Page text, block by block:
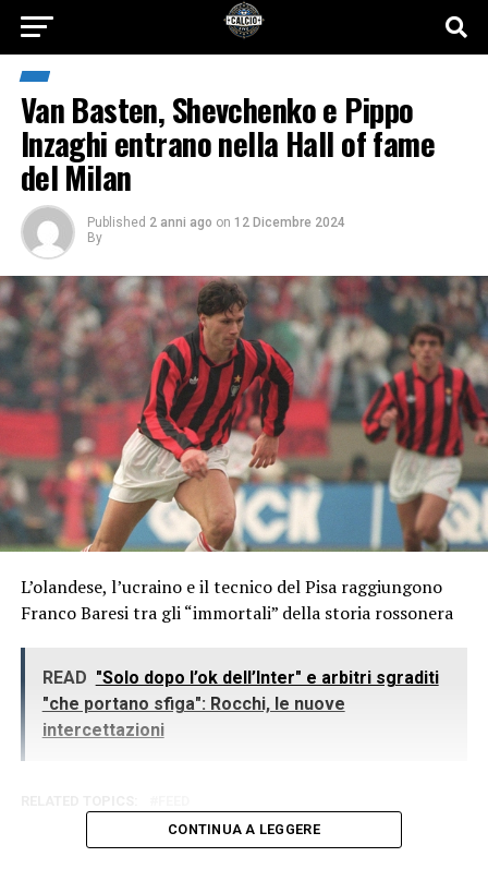
Van Basten, Shevchenko e Pippo
Inzaghi entrano nella Hall of fame
del Milan
Published 2 anni ago on 12 Dicembre 2024
By
L’olandese, l’ucraino e il tecnico del Pisa raggiungono
Franco Baresi tra gli “immortali” della storia rossonera
READ "Solo dopo l’ok dell’Inter" e arbitri sgraditi
"che portano sfiga": Rocchi, le nuove
intercettazioni
CONTINUA A LEGGERE